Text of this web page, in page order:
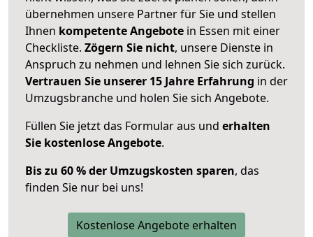
übernehmen unsere Partner für Sie und stellen
Ihnen kompetente Angebote in Essen mit einer
Checkliste. Zögern Sie nicht, unsere Dienste in
Anspruch zu nehmen und lehnen Sie sich zurück.
Vertrauen Sie unserer 15 Jahre Erfahrung in der
Umzugsbranche und holen Sie sich Angebote.
Füllen Sie jetzt das Formular aus und erhalten
Sie kostenlose Angebote.
Bis zu 60 % der Umzugskosten sparen, das
finden Sie nur bei uns!
Kostenlose Angebote erhalten